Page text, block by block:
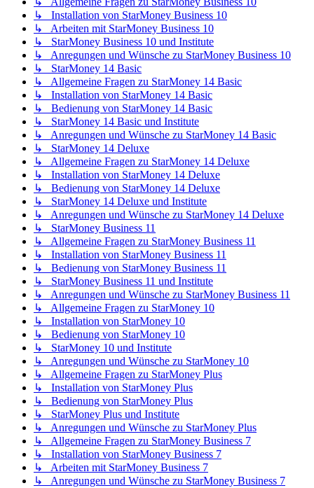
↳ Installation von StarMoney Business 10
↳ Arbeiten mit StarMoney Business 10
↳ StarMoney Business 10 und Institute
↳ Anregungen und Wünsche zu StarMoney Business 10
↳ StarMoney 14 Basic
↳ Allgemeine Fragen zu StarMoney 14 Basic
↳ Installation von StarMoney 14 Basic
↳ Bedienung von StarMoney 14 Basic
↳ StarMoney 14 Basic und Institute
↳ Anregungen und Wünsche zu StarMoney 14 Basic
↳ StarMoney 14 Deluxe
↳ Allgemeine Fragen zu StarMoney 14 Deluxe
↳ Installation von StarMoney 14 Deluxe
↳ Bedienung von StarMoney 14 Deluxe
↳ StarMoney 14 Deluxe und Institute
↳ Anregungen und Wünsche zu StarMoney 14 Deluxe
↳ StarMoney Business 11
↳ Allgemeine Fragen zu StarMoney Business 11
↳ Installation von StarMoney Business 11
↳ Bedienung von StarMoney Business 11
↳ StarMoney Business 11 und Institute
↳ Anregungen und Wünsche zu StarMoney Business 11
↳ Allgemeine Fragen zu StarMoney 10
↳ Installation von StarMoney 10
↳ Bedienung von StarMoney 10
↳ StarMoney 10 und Institute
↳ Anregungen und Wünsche zu StarMoney 10
↳ Allgemeine Fragen zu StarMoney Plus
↳ Installation von StarMoney Plus
↳ Bedienung von StarMoney Plus
↳ StarMoney Plus und Institute
↳ Anregungen und Wünsche zu StarMoney Plus
↳ Allgemeine Fragen zu StarMoney Business 7
↳ Installation von StarMoney Business 7
↳ Arbeiten mit StarMoney Business 7
↳ Anregungen und Wünsche zu StarMoney Business 7